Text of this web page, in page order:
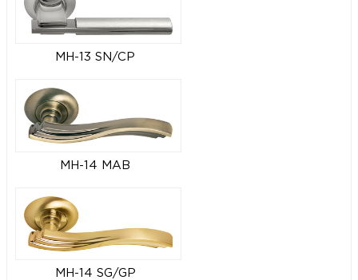
MH-13 SN/CP
MH-14 MAB
MH-14 SG/GP